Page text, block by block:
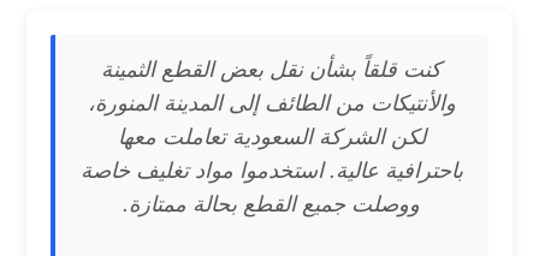
كنت قلقاً بشأن نقل بعض القطع الثمينة
والأنتيكات من الطائف إلى المدينة المنورة،
لكن الشركة السعودية تعاملت معها
باحترافية عالية. استخدموا مواد تغليف خاصة
ووصلت جميع القطع بحالة ممتازة.